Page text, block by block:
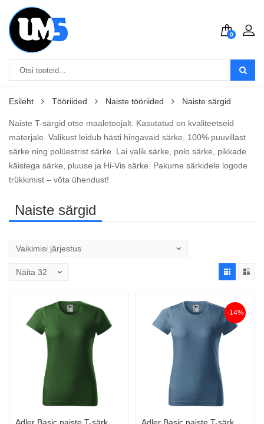
0
Esileht Tööriided Naiste tööriided Naiste särgid
Naiste T-särgid otse maaletoojalt. Kasutatud on kvaliteetseid
materjale. Valikust leidub hästi hingavaid särke, 100% puuvillast
särke ning polüestrist särke. Lai valik särke, polo särke, pikkade
käistega särke, pluuse ja Hi-Vis särke. Pakume särkidele logode
trükkimist – võta ühendust!
Naiste särgid
-14%